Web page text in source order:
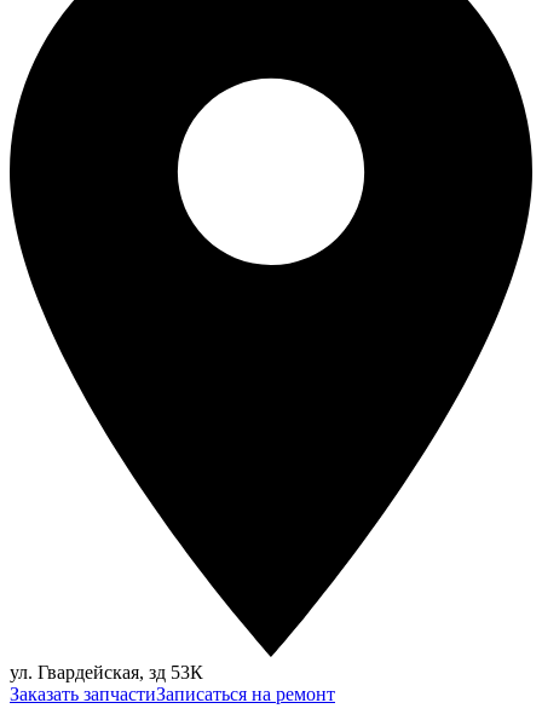
ул. Гвардейская, зд 53К
Заказать запчастиЗаписаться на ремонт